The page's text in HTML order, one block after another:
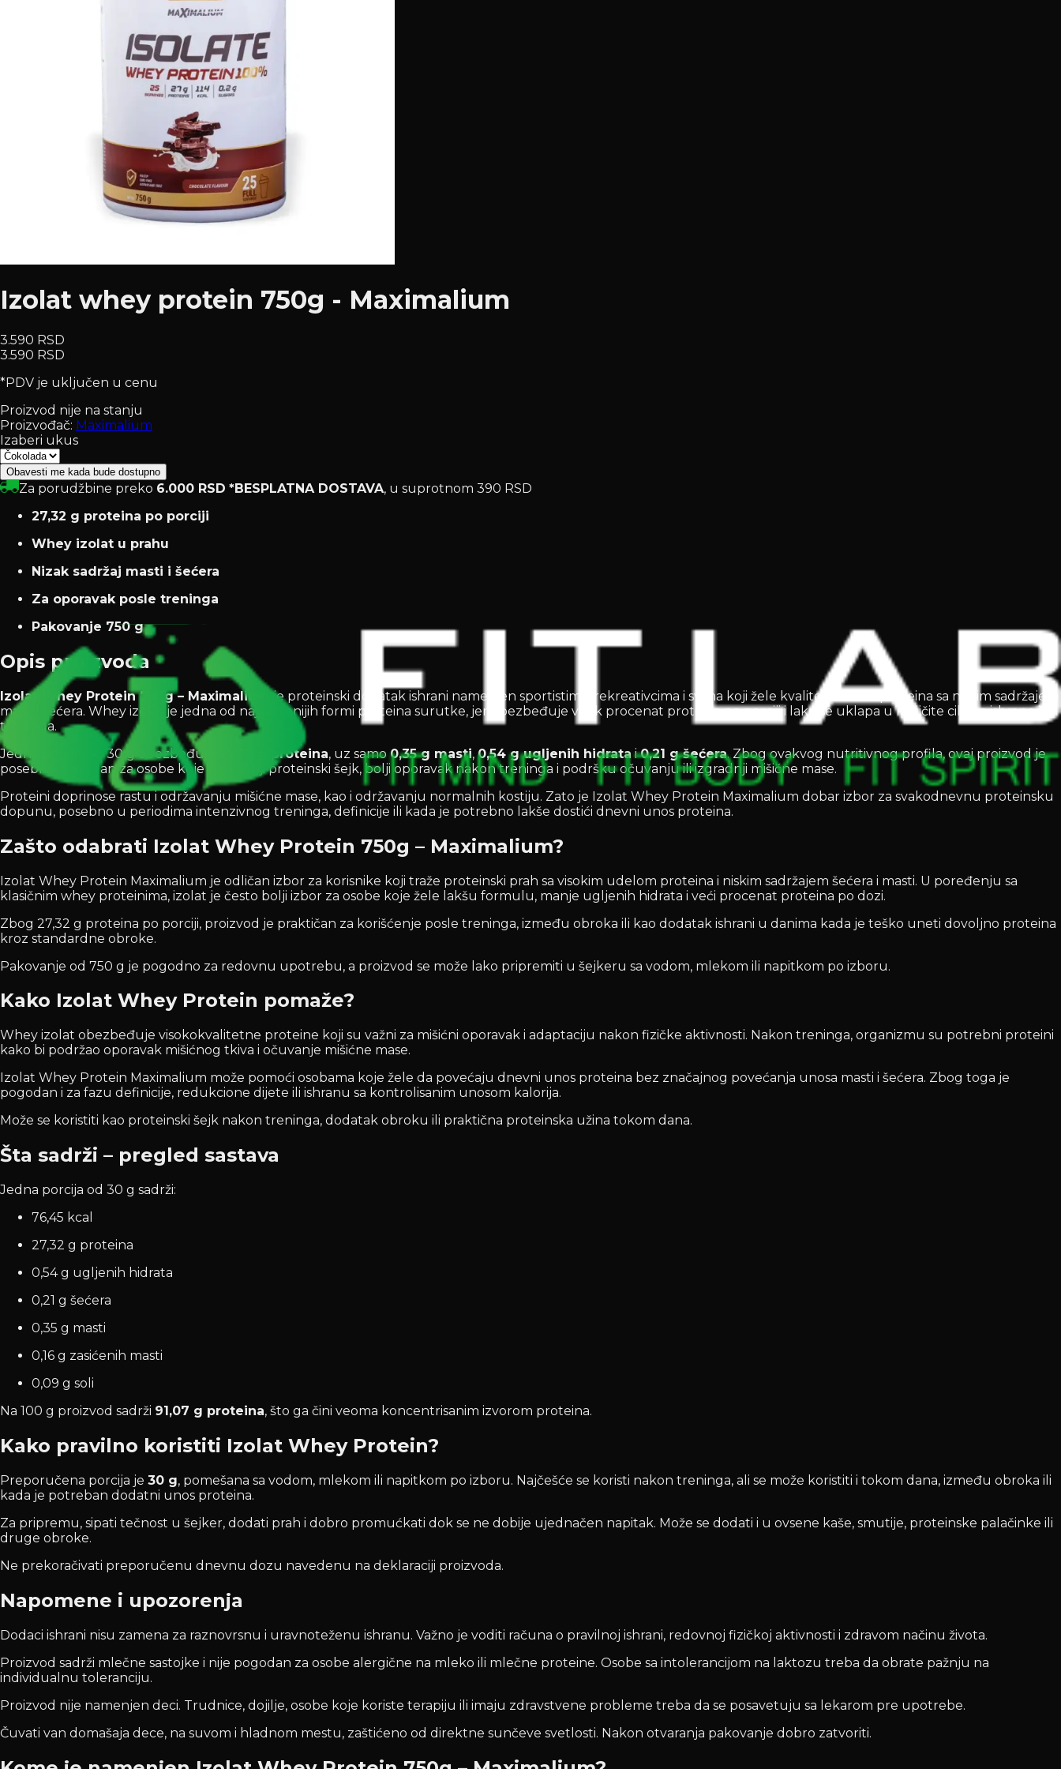
Izolat whey protein 750g - Maximalium
3.590 RSD
3.590 RSD
*PDV je uključen u cenu
Proizvod nije na stanju
Proizvođač: Maximalium
Izaberi ukus
Obavesti me kada bude dostupno
Za porudžbine preko 6.000 RSD *BESPLATNA DOSTAVA, u suprotnom 390 RSD
27,32 g proteina po porciji
Whey izolat u prahu
Nizak sadržaj masti i šećera
Za oporavak posle treninga
Pakovanje 750 g
Opis proizvoda
Izolat Whey Protein 750g – Maximalium
je proteinski dodatak ishrani namenjen sportistima, rekreativcima i svima koji žele kvalitetan izvor proteina sa niskim sadržajem
masti i šećera. Whey izolat je jedna od najcenjenijih formi proteina surutke, jer obezbeđuje visok procenat proteina po porciji i lako se uklapa u različite ciljeve ishrane i
treninga.
Jedna porcija od 30 g obezbeđuje
27,32 g proteina, uz samo0,35 g masti,0,54 g ugljenih hidratai0,21 g šećera. Zbog ovakvog nutritivnog profila, ovaj proizvod je
posebno pogodan za osobe koje žele čistiji proteinski šejk, bolji oporavak nakon treninga i podršku očuvanju ili izgradnji mišićne mase.
Proteini doprinose rastu i održavanju mišićne mase, kao i održavanju normalnih kostiju. Zato je Izolat Whey Protein Maximalium dobar izbor za svakodnevnu proteinsku
dopunu, posebno u periodima intenzivnog treninga, definicije ili kada je potrebno lakše dostići dnevni unos proteina.
Zašto odabrati Izolat Whey Protein 750g – Maximalium?
Izolat Whey Protein Maximalium je odličan izbor za korisnike koji traže proteinski prah sa visokim udelom proteina i niskim sadržajem šećera i masti. U poređenju sa
klasičnim whey proteinima, izolat je često bolji izbor za osobe koje žele lakšu formulu, manje ugljenih hidrata i veći procenat proteina po dozi.
Zbog 27,32 g proteina po porciji, proizvod je praktičan za korišćenje posle treninga, između obroka ili kao dodatak ishrani u danima kada je teško uneti dovoljno proteina
kroz standardne obroke.
Pakovanje od 750 g je pogodno za redovnu upotrebu, a proizvod se može lako pripremiti u šejkeru sa vodom, mlekom ili napitkom po izboru.
Kako Izolat Whey Protein pomaže?
Whey izolat obezbeđuje visokokvalitetne proteine koji su važni za mišićni oporavak i adaptaciju nakon fizičke aktivnosti. Nakon treninga, organizmu su potrebni proteini
kako bi podržao oporavak mišićnog tkiva i očuvanje mišićne mase.
Izolat Whey Protein Maximalium može pomoći osobama koje žele da povećaju dnevni unos proteina bez značajnog povećanja unosa masti i šećera. Zbog toga je
pogodan i za fazu definicije, redukcione dijete ili ishranu sa kontrolisanim unosom kalorija.
Može se koristiti kao proteinski šejk nakon treninga, dodatak obroku ili praktična proteinska užina tokom dana.
Šta sadrži – pregled sastava
Jedna porcija od 30 g sadrži:
76,45 kcal
27,32 g proteina
0,54 g ugljenih hidrata
0,21 g šećera
0,35 g masti
0,16 g zasićenih masti
0,09 g soli
Na 100 g proizvod sadrži 91,07 g proteina, što ga čini veoma koncentrisanim izvorom proteina.
Kako pravilno koristiti Izolat Whey Protein?
Preporučena porcija je 30 g, pomešana sa vodom, mlekom ili napitkom po izboru. Najčešće se koristi nakon treninga, ali se može koristiti i tokom dana, između obroka ili
kada je potreban dodatni unos proteina.
Za pripremu, sipati tečnost u šejker, dodati prah i dobro promućkati dok se ne dobije ujednačen napitak. Može se dodati i u ovsene kaše, smutije, proteinske palačinke ili
druge obroke.
Ne prekoračivati preporučenu dnevnu dozu navedenu na deklaraciji proizvoda.
Napomene i upozorenja
Dodaci ishrani nisu zamena za raznovrsnu i uravnoteženu ishranu. Važno je voditi računa o pravilnoj ishrani, redovnoj fizičkoj aktivnosti i zdravom načinu života.
Proizvod sadrži mlečne sastojke i nije pogodan za osobe alergične na mleko ili mlečne proteine. Osobe sa intolerancijom na laktozu treba da obrate pažnju na
individualnu toleranciju.
Proizvod nije namenjen deci. Trudnice, dojilje, osobe koje koriste terapiju ili imaju zdravstvene probleme treba da se posavetuju sa lekarom pre upotrebe.
Čuvati van domašaja dece, na suvom i hladnom mestu, zaštićeno od direktne sunčeve svetlosti. Nakon otvaranja pakovanje dobro zatvoriti.